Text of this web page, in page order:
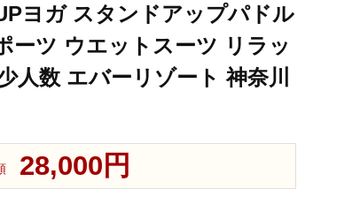
ヨガ スタンドアップパドル
ーツ ウエットスーツ リラッ
人数 エバーリゾート 神奈川
28,000円